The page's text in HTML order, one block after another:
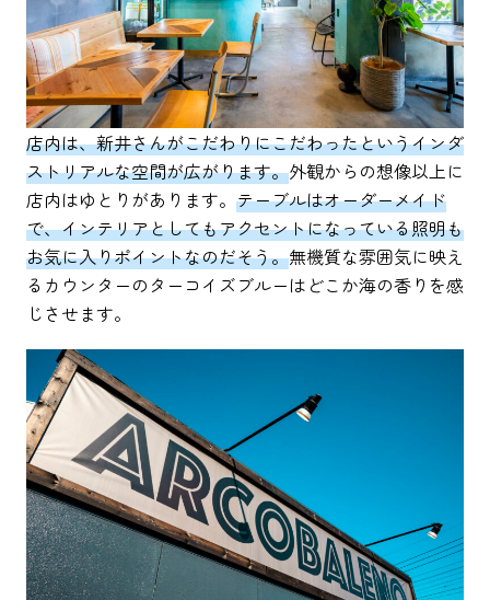
店内は、新井さんがこだわりにこだわったというインダ
ストリアルな空間が広がります。外観からの想像以上に
店内はゆとりがあります。 テーブルはオーダーメイド
で、インテリアとしてもアクセントになっている照明も
お気に入りポイントなのだそう。無機質な雰囲気に映え
るカウンターのターコイズブルーはどこか海の香りを感
じさせます。